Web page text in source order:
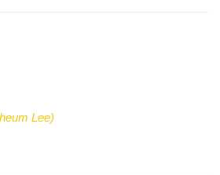
Lee)